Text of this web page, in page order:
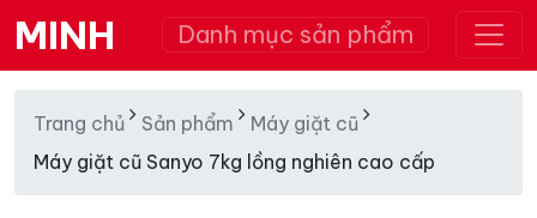
MINH Danh mục sản phẩm
Trang chủ Sản phẩm
Máy giặt cũ
Máy giặt cũ Sanyo 7kg lồng nghiên cao cấp